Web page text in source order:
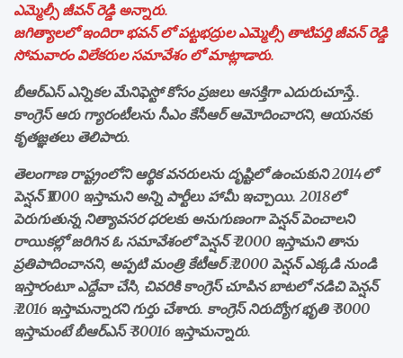
ఎమ్మెల్సీ జీవన్ రెడ్డి అన్నారు.
జగిత్యాలలో ఇందిరా భవన్ లో పట్టభద్రుల ఎమ్మెల్సీ తాటిపర్తి జీవన్ రెడ్డి
సోమవారం విలేకరుల సమావేశం లో మాట్లాడారు.
బీఆర్ఎస్ ఎన్నికల మేనిఫెస్టో కోసం ప్రజలు ఆసక్తిగా ఎదురుచూస్తే..
కాంగ్రెస్ ఆరు గ్యారంటీలను సీఎం కేసీఆర్ ఆమోదించారని, ఆయనకు
కృతజ్ఞతలు తెలిపారు.
తెలంగాణ రాష్ట్రంలోని ఆర్థిక వనరులను దృష్టిలో ఉంచుకుని 2014లో
పెన్షన్ ₹1000 ఇస్తామని అన్ని పార్టీలు హామీ ఇచ్చాయి. 2018లో
పెరుగుతున్న నిత్యావసర ధరలకు అనుగుణంగా పెన్షన్ పెంచాలని
రాయికల్లో జరిగిన ఓ సమావేశంలో పెన్షన్ ₹ 2000 ఇస్తామని తాను
ప్రతిపాదించానని, అప్పటి మంత్రి కేటీఆర్ ₹.2000 పెన్షన్ ఎక్కడి నుండి
ఇస్తారంటూ ఎద్దేవా చేసి, చివరికి కాంగ్రెస్ చూపిన బాటలో నడిచి పెన్షన్
₹.2016 ఇస్తామన్నారని గుర్తు చేశారు. కాంగ్రెస్ నిరుద్యోగ భృతి ₹ 3000
ఇస్తామంటే బీఆర్ఎస్ ₹ 30016 ఇస్తామన్నారు.